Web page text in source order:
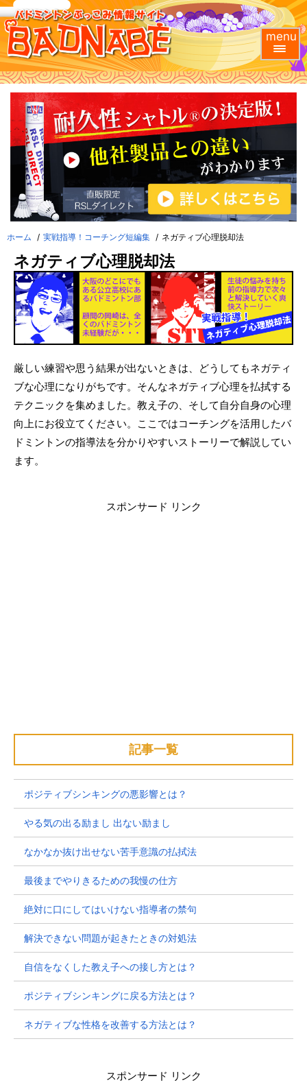
menu
ホーム 実戦指導！コーチング短編集 ネガティブ心理脱却法
ネガティブ心理脱却法
厳しい練習や思う結果が出ないときは、どうしてもネガティ
ブな心理になりがちです。そんなネガティブ心理を払拭する
テクニックを集めました。教え子の、そして自分自身の心理
向上にお役立てください。ここではコーチングを活用したバ
ドミントンの指導法を分かりやすいストーリーで解説してい
ます。
スポンサード リンク
記事一覧
ポジティブシンキングの悪影響とは？
やる気の出る励まし 出ない励まし
なかなか抜け出せない苦手意識の払拭法
最後までやりきるための我慢の仕方
絶対に口にしてはいけない指導者の禁句
解決できない問題が起きたときの対処法
自信をなくした教え子への接し方とは？
ポジティブシンキングに戻る方法とは？
ネガティブな性格を改善する方法とは？
スポンサード リンク